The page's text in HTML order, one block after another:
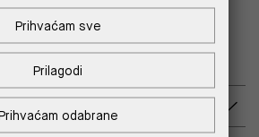
Designer
Split
odabrane
Prilagodi
Prihvaćam sve